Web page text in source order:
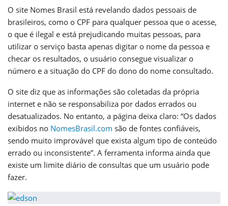
O site Nomes Brasil está revelando dados pessoais de
brasileiros, como o CPF para qualquer pessoa que o acesse,
o que é ilegal e está prejudicando muitas pessoas, para
utilizar o serviço basta apenas digitar o nome da pessoa e
checar os resultados, o usuário consegue visualizar o
número e a situação do CPF do dono do nome consultado.
O site diz que as informações são coletadas da própria
internet e não se responsabiliza por dados errados ou
desatualizados. No entanto, a página deixa claro: “Os dados
exibidos no NomesBrasil.com são de fontes confiáveis,
sendo muito improvável que exista algum tipo de conteúdo
errado ou inconsistente”. A ferramenta informa ainda que
existe um limite diário de consultas que um usuário pode
fazer.